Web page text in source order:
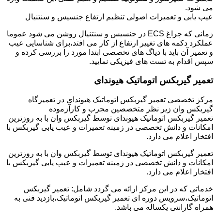
می شود.
عیب یابی و تعمیرات اصولی تنظیم ارتفاع جنسیس و سنتنیال
زمانی که چراغ ECS در جنسیس و سنتنیال روشن می شود عموما
عملکرد دکمه های تغییر ارتفاع از کار می افتد،برای شناسایی عیب
و تعمیر آن باید با دیاگ های تخصصی ابتدا مورد را بررسی کرده و
سپس اقدام به تست های فیزیکی نمایید.
تعمیر گیربکس اتوماتیک هیوندای
مرکز تخصصی تعمیر گیربکس اتوماتیک هیوندای در تعمیرگاه
گیربکس وان زیر نظر متخصصین مجرب و کارآزموده
تعمیر گیربکس اتوماتیک هیوندای توسط گیربکس وان با به روزترین
امکانات و دانش تخصصی در زمینه تعمیرات و عیب یابی گیربکس با
افتخار اعلام می دارد.
تعمیر گیربکس اتوماتیک هیوندای توسط گیربکس وان با به روزترین
امکانات و دانش تخصصی در زمینه تعمیرات و عیب یابی گیربکس با
افتخار اعلام می دارد.
خدماتی که در این مرکز ارائه می گردد شامل: تعمیر گیربکس
اتوماتیک،سرویس دوره ای تعمیر گیربکس اتوماتیک،بازدید فنی به
همراه گارانتی یکساله می باشد.